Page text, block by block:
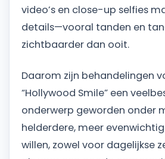
video’s en close-up selfies
details—vooral tanden en
zichtbaarder dan ooit.
Daarom zijn behandelingen
“Hollywood Smile” een
onderwerp geworden onder
helderdere, meer
willen, zowel voor dagelijkse